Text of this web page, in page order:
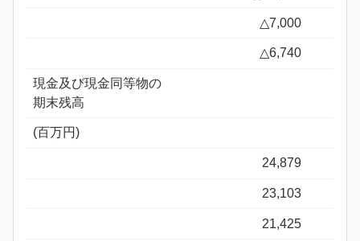
△7,000
△6,740
現金及び現金同等物の
期末残高
(百万円)
24,879
23,103
21,425